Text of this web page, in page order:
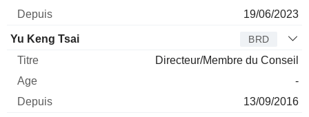
19/06/2023
Yu Keng Tsai BRD
Directeur/Membre du Conseil
-
13/09/2016